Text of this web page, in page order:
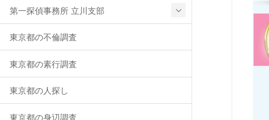
第一探偵事務所 立川支部
東京都の不倫調査
東京都の素行調査
東京都の人探し
東京都の身辺調査